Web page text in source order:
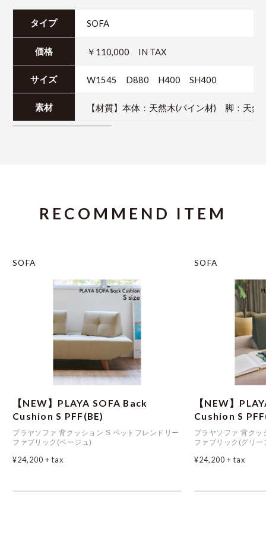
タイプ SOFA
価格 ￥110,000 IN TAX
サイズ W1545 D880 H400 SH400
素材 【材質】本体：天然木(パイン材) 脚：天
RECOMMEND ITEM
SOFA
【NEW】PLAYA SOFA Back
Cushion S PFF(BE)
プラヤソファ 背クッション S ペットフレンドリー
ファブリック(ベージュ)
¥24,200+ tax
SOFA
【NEW】
Cushion S
プラヤソファ 背クッ
ファブリック(グリー
¥24,200+ tax